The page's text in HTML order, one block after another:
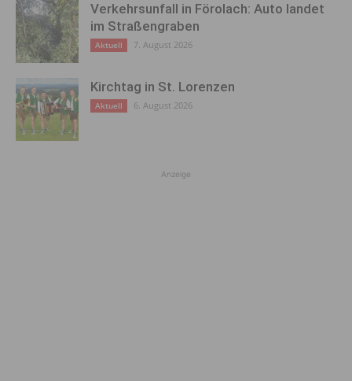
Verkehrsunfall in Förolach: Auto landet
im Straßengraben
Aktuell 7. August 2026
Kirchtag in St. Lorenzen
Aktuell 6. August 2026
Anzeige